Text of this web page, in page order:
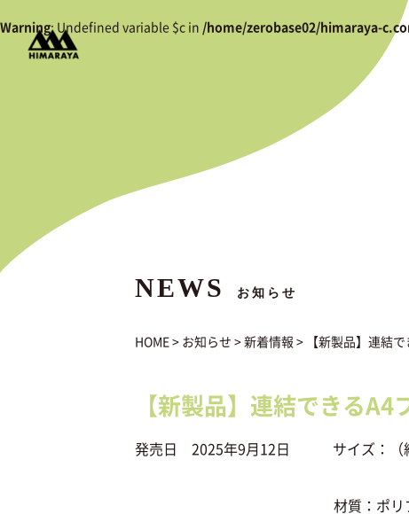
Warning: Undefined variable $c in /home/zerobase02/himaraya-
NEWS お知らせ
HOME > お知らせ > 新着情報 > 【新製品】連結
【新製品】連結できるA4
発売日 2025年9月12日 サイズ：（
材質：ポリプロ